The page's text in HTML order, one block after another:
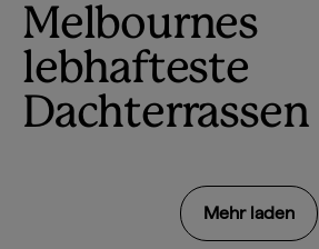
Melbournes
lebhafteste
Dachterrassen
Mehr laden